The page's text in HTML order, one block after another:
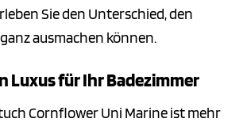
Sie den Unterschied, den
ausmachen können.
Luxus für Ihr Badezimmer
Cornflower Uni Marine ist mehr